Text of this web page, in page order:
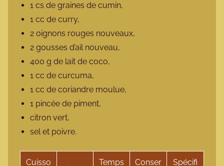
1 cs de graines de cumin,
1 cc de curry,
2 oignons rouges nouveaux,
2 gousses d’ail nouveau,
400 g de lait de coco,
1 cc de curcuma,
1 cc de coriandre moulue,
1 pincée de piment,
citron vert,
sel et poivre.
Cuisso
Temps
Conser
Spécifi